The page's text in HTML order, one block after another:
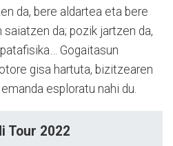
da, bere aldartea eta bere
da; pozik jartzen da,
Gogaitasun
gisa hartuta, bizitzearen
esploratu nahi du.
Tour 2022